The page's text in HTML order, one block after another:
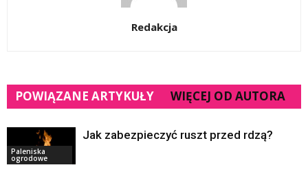
Redakcja
POWIĄZANE ARTYKUŁY WIĘCEJ OD AUTORA
Paleniska
ogrodowe
Jak zabezpieczyć ruszt przed rdzą?